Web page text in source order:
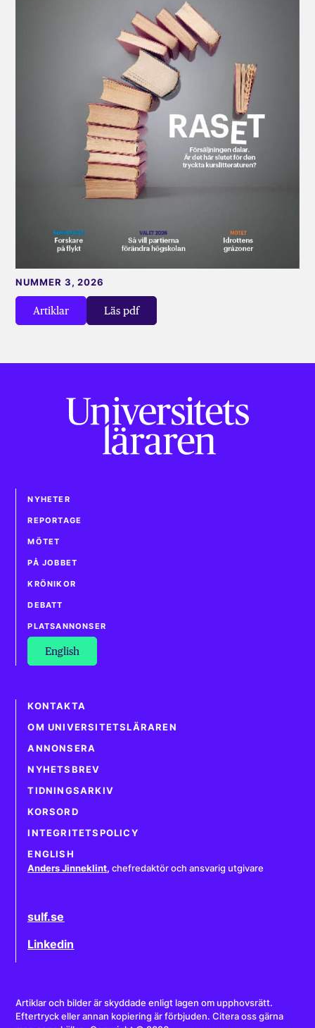
Artiklar Läs pdf
NUMMER 3, 2026
NYHETER
REPORTAGE
MÖTET
PÅ JOBBET
KRÖNIKOR
DEBATT
PLATSANNONSER
English
KONTAKTA
OM UNIVERSITETSLÄRAREN
ANNONSERA
NYHETSBREV
TIDNINGSARKIV
KORSORD
INTEGRITETSPOLICY
ENGLISH
Anders Jinneklint, chefredaktör och ansvarig utgivare
sulf.se
Linkedin
Artiklar och bilder är skyddade enligt lagen om upphovsrätt.
Eftertryck eller annan kopiering är förbjuden. Citera oss gärna